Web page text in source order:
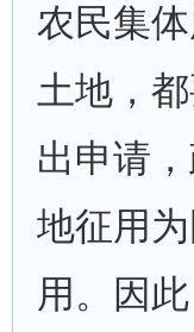
农民集
土地，
出申请
地征用
用。因